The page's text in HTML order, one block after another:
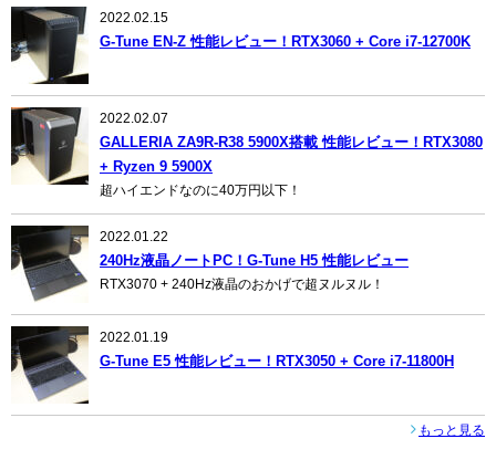
2022.02.15
G-Tune EN-Z 性能レビュー！RTX3060 + Core i7-12700K
2022.02.07
GALLERIA ZA9R-R38 5900X搭載 性能レビュー！RTX3080
+ Ryzen 9 5900X
超ハイエンドなのに40万円以下！
2022.01.22
240Hz液晶ノートPC！G-Tune H5 性能レビュー
RTX3070 + 240Hz液晶のおかげで超ヌルヌル！
2022.01.19
G-Tune E5 性能レビュー！RTX3050 + Core i7-11800H
もっと見る